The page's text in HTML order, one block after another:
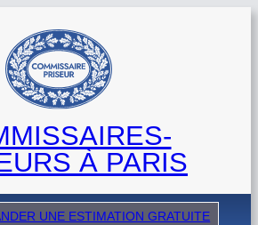
À PARIS
UNE ESTIMATION GRATUITE